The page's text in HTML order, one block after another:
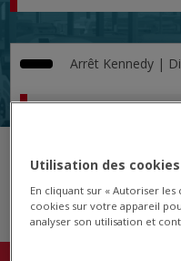
Arrêt Kennedy |
Cet arrêt n'est pas
Utilisation des cookies
En cliquant sur « Autoriser
cookies sur votre appareil
analyser son utilisation et